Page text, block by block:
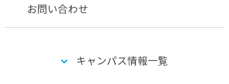
お問い合わせ
キャンパス情報一覧